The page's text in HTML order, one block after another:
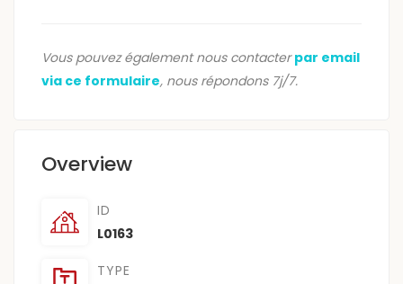
Vous pouvez également nous contacter par email
via ce formulaire, nous répondons 7j/7.
Overview
ID
L0163
TYPE